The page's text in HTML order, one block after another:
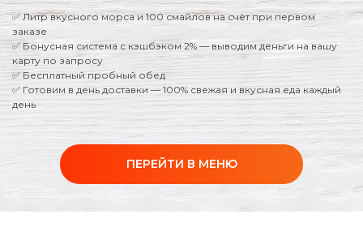
✅ Литр вкусного морса и 100 смайлов на счёт при первом
заказе
✅ Бонусная система с кэшбэком 2% — выводим деньги на вашу
карту по запросу
✅ Бесплатный пробный обед
✅ Готовим в день доставки — 100% свежая и вкусная еда каждый
день
ПЕРЕЙТИ В МЕНЮ